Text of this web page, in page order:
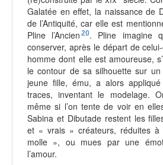
Galatée en effet, la naissance de
de l’Antiquité, car elle est
Pline l’Ancien 20. Pline imagine
conserver, après le départ de
homme dont elle est amoureuse,
le contour de sa silhouette sur
jeune fille, ému, a alors
traces, inventant le modelage.
même si l’on tente de voir en
Sabina et Dibutade restent les
et « vrais » créateurs, réduites
molle », ou mues par une
l’amour.